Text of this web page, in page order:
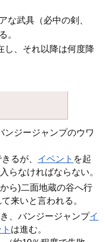
な武具（必中の剣、
。
し、それ以降は何度降
ンジージャンプのウワ
るが、 イベント を起
らなければならない。
ら)二面地蔵の谷へ行
来いと言われる。
、バンジージャンプイ
は進む。